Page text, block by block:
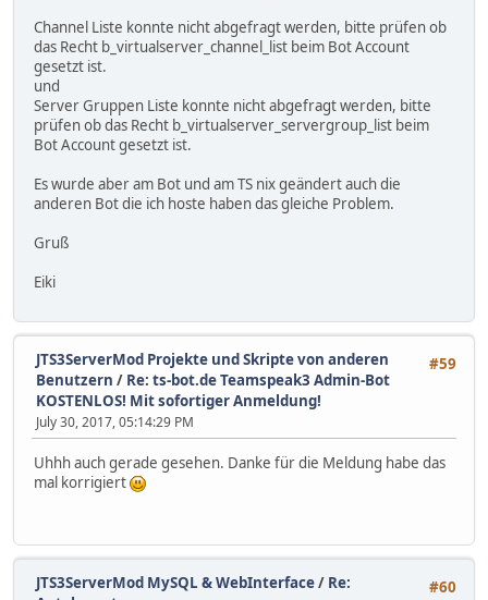
Channel Liste konnte nicht abgefragt werden, bitte prüfen ob
das Recht b_virtualserver_channel_list beim Bot Account
gesetzt ist.
und
Server Gruppen Liste konnte nicht abgefragt werden, bitte
prüfen ob das Recht b_virtualserver_servergroup_list beim
Bot Account gesetzt ist.
Es wurde aber am Bot und am TS nix geändert auch die
anderen Bot die ich hoste haben das gleiche Problem.
Gruß
Eiki
#59
JTS3ServerMod Projekte und Skripte von anderen
Benutzern / Re: ts-bot.de Teamspeak3 Admin-Bot
KOSTENLOS! Mit sofortiger Anmeldung!
July 30, 2017, 05:14:29 PM
Uhhh auch gerade gesehen. Danke für die Meldung habe das
mal korrigiert
#60
JTS3ServerMod MySQL & WebInterface/ Re: